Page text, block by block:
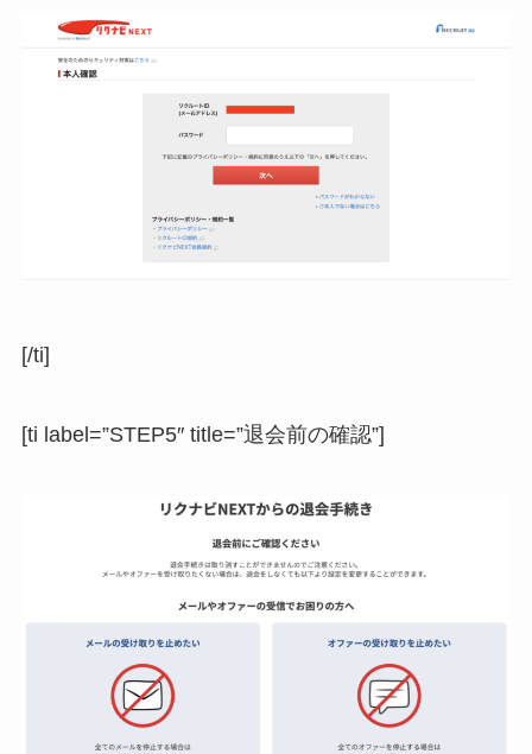
[/ti]
[ti label=”STEP5″ title=”退会前の確認”]